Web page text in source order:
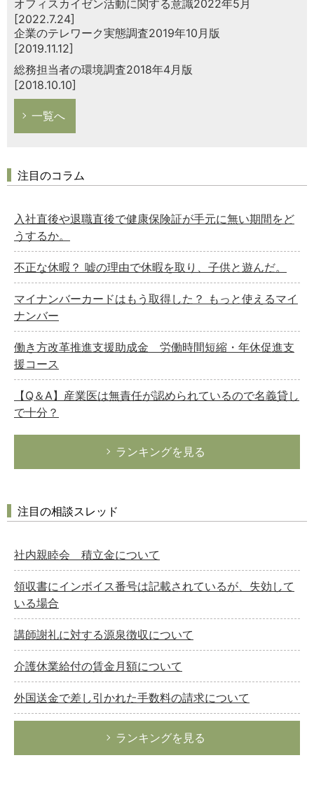
オフィスカイゼン活動に関する意識2022年5月
[2022.7.24]
企業のテレワーク実態調査2019年10月版
[2019.11.12]
総務担当者の環境調査2018年4月版
[2018.10.10]
一覧へ
注目のコラム
入社直後や退職直後で健康保険証が手元に無い期間をど
うするか。
不正な休暇？ 嘘の理由で休暇を取り、子供と遊んだ。
マイナンバーカードはもう取得した？ もっと使えるマイ
ナンバー
働き方改革推進支援助成金 労働時間短縮・年休促進支
援コース
【Q＆A】産業医は無責任が認められているので名義貸し
で十分？
ランキングを見る
注目の相談スレッド
社内親睦会 積立金について
領収書にインボイス番号は記載されているが、失効して
いる場合
講師謝礼に対する源泉徴収について
介護休業給付の賃金月額について
外国送金で差し引かれた手数料の請求について
ランキングを見る